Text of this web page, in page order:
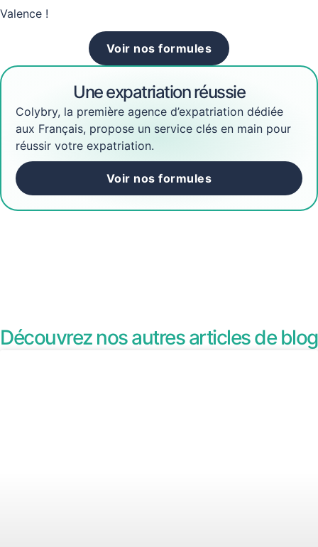
Valence !
Voir nos formules
Une expatriation réussie
Colybry, la première agence d’expatriation dédiée
aux Français, propose un service clés en main pour
réussir votre expatriation.
Voir nos formules
Découvrez nos autres articles de blog